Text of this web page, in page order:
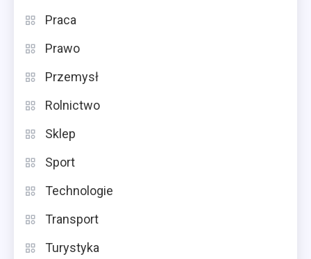
Praca
Prawo
Przemysł
Rolnictwo
Sklep
Sport
Technologie
Transport
Turystyka